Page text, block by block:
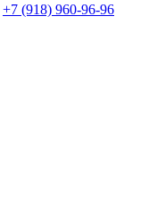
+7 (918) 960-96-96